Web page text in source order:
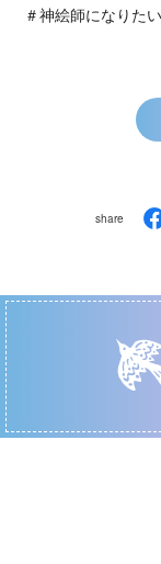
＃神絵師になりたい
share